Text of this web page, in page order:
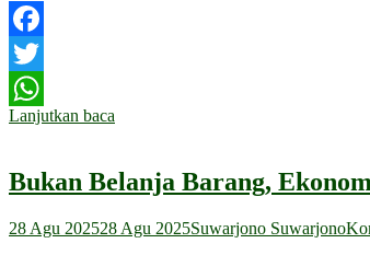
Facebook
Twitter
WhatsApp
Lanjutkan baca
Bukan Belanja Barang,
28 Agu 202528 Agu 2025Suwarjono Suwarjono